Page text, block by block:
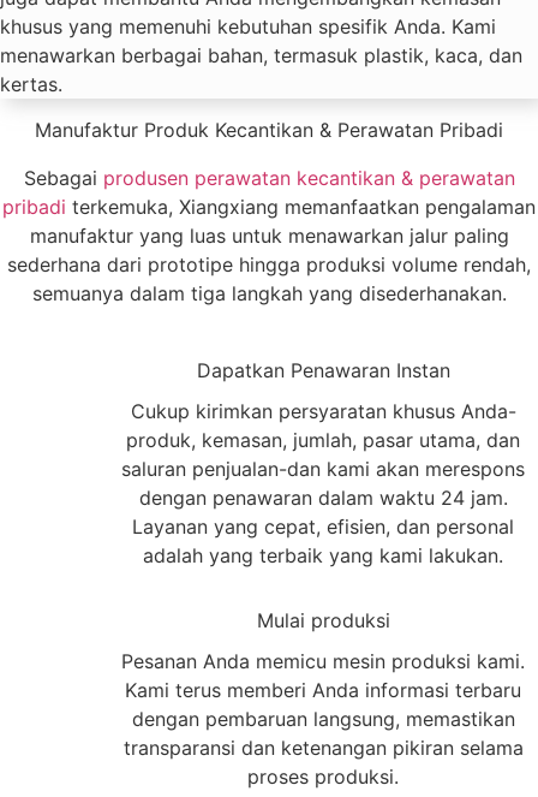
khusus yang memenuhi kebutuhan spesifik Anda. Kami
menawarkan berbagai bahan, termasuk plastik, kaca, dan
kertas.
Manufaktur Produk Kecantikan & Perawatan Pribadi
Sebagai produsen perawatan kecantikan & perawatan
pribadi terkemuka, Xiangxiang memanfaatkan pengalaman
manufaktur yang luas untuk menawarkan jalur paling
sederhana dari prototipe hingga produksi volume rendah,
semuanya dalam tiga langkah yang disederhanakan.
Dapatkan Penawaran Instan
Cukup kirimkan persyaratan khusus Anda-
produk, kemasan, jumlah, pasar utama, dan
saluran penjualan-dan kami akan merespons
dengan penawaran dalam waktu 24 jam.
Layanan yang cepat, efisien, dan personal
adalah yang terbaik yang kami lakukan.
Mulai produksi
Pesanan Anda memicu mesin produksi kami.
Kami terus memberi Anda informasi terbaru
dengan pembaruan langsung, memastikan
transparansi dan ketenangan pikiran selama
proses produksi.